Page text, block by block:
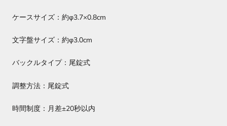
ケースサイズ：約φ3.7×0.8cm
文字盤サイズ：約φ3.0cm
バックルタイプ：尾錠式
調整方法：尾錠式
時間制度：月差±20秒以内